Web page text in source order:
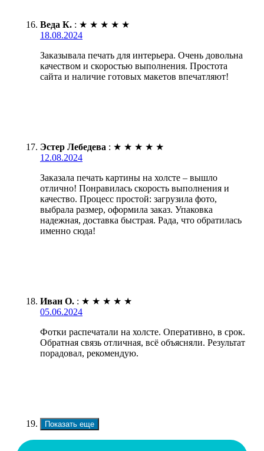
Веда К. : ★ ★ ★ ★ ★
18.08.2024
Заказывала печать для интерьера. Очень довольна
качеством и скоростью выполнения. Простота
сайта и наличие готовых макетов впечатляют!
Эстер Лебедева : ★ ★ ★ ★ ★
12.08.2024
Заказала печать картины на холсте – вышло
отлично! Понравилась скорость выполнения и
качество. Процесс простой: загрузила фото,
выбрала размер, оформила заказ. Упаковка
надежная, доставка быстрая. Рада, что обратилась
именно сюда!
Иван О. : ★ ★ ★ ★ ★
05.06.2024
Фотки распечатали на холсте. Оперативно, в срок.
Обратная связь отличная, всё объясняли. Результат
порадовал, рекомендую.
Показать еще